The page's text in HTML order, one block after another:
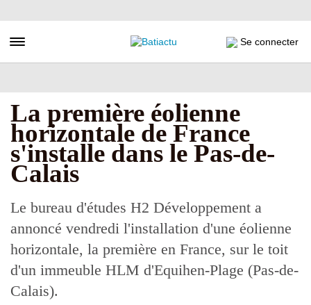
au
principal
Toggle navigation Se connecter
La première éolienne
horizontale de France
s'installe dans le Pas-de-
Calais
Le bureau d'études H2 Développement a
annoncé vendredi l'installation d'une éolienne
horizontale, la première en France, sur le toit
d'un immeuble HLM d'Equihen-Plage (Pas-de-
Calais).